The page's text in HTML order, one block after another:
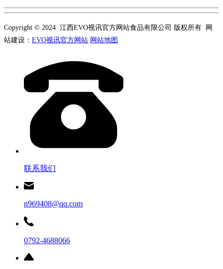
Copyright © 2024 江西EVO视讯官方网站食品有限公司 版权所有 网
站建设： EVO视讯官方网站 网站地图
联系我们
n969408@qq.com
0792-4688066